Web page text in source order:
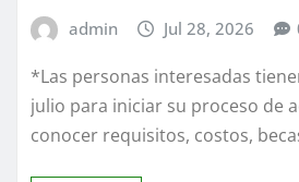
admin Jul 28, 2026
*Las personas interesadas
julio para iniciar su proceso de
conocer requisitos, costos,